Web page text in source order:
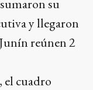
su
y llegaron
reúnen 2
cuadro